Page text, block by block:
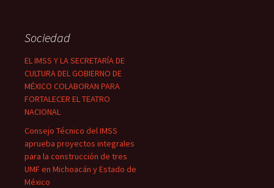
Sociedad
EL IMSS Y LA SECRETARÍA DE
CULTURA DEL GOBIERNO DE
MÉXICO COLABORAN PARA
FORTALECER EL TEATRO
NACIONAL
Consejo Técnico del IMSS
aprueba proyectos integrales
para la construcción de tres
UMF en Michoacán y Estado de
México